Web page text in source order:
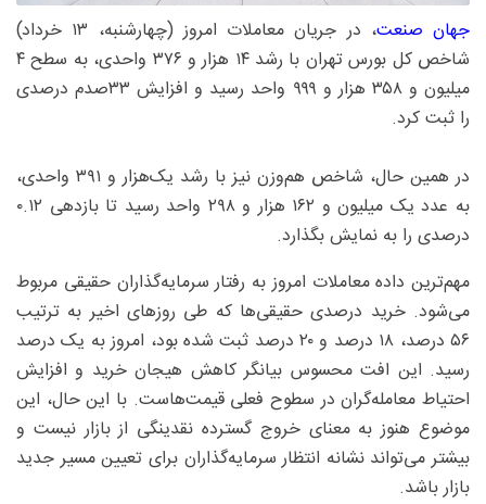
جهان صنعت
، در جریان معاملات امروز (چهارشنبه، ۱۳ خرداد)
شاخص کل بورس تهران با رشد ۱۴ هزار و ۳۷۶ واحدی، به سطح ۴
میلیون و ۳۵۸ هزار و ۹۹۹ واحد رسید و افزایش ۳۳صدم درصدی
را ثبت کرد.
در همین حال، شاخص هم‌وزن نیز با رشد یک‌هزار و ۳۹۱ واحدی،
به عدد یک میلیون و ۱۶۲ هزار و ۲۹۸ واحد رسید تا بازدهی ۰.۱۲
درصدی را به نمایش بگذارد.
مهم‌ترین داده معاملات امروز به رفتار سرمایه‌گذاران حقیقی مربوط
می‌شود. خرید درصدی حقیقی‌ها که طی روزهای اخیر به ترتیب
۵۶ درصد، ۱۸ درصد و ۲۰ درصد ثبت شده بود، امروز به یک درصد
رسید. این افت محسوس بیانگر کاهش هیجان خرید و افزایش
احتیاط معامله‌گران در سطوح فعلی قیمت‌هاست. با این حال، این
موضوع هنوز به معنای خروج گسترده نقدینگی از بازار نیست و
بیشتر می‌تواند نشانه انتظار سرمایه‌گذاران برای تعیین مسیر جدید
بازار باشد.